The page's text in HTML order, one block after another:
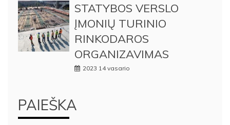
STATYBOS VERSLO
ĮMONIŲ TURINIO
RINKODAROS
ORGANIZAVIMAS
2023 14 vasario
PAIEŠKA